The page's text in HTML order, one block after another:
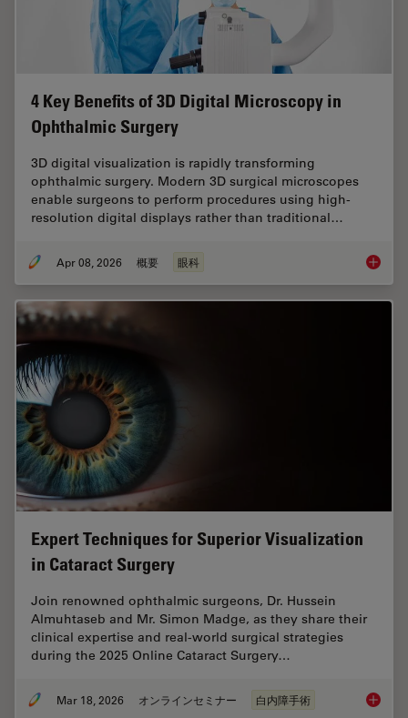
4 Key Benefits of 3D Digital Microscopy in
Ophthalmic Surgery
3D digital visualization is rapidly transforming
ophthalmic surgery. Modern 3D surgical microscopes
enable surgeons to perform procedures using high-
resolution digital displays rather than traditional…
Apr 08, 2026 概要 眼科 4 Key
Expert Techniques for Superior Visualization
in Cataract Surgery
Join renowned ophthalmic surgeons, Dr. Hussein
Almuhtaseb and Mr. Simon Madge, as they share their
clinical expertise and real-world surgical strategies
during the 2025 Online Cataract Surgery…
Mar 18, 2026 オンラインセミナー 白内障手術 Expert